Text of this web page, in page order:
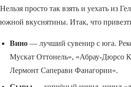
Нельзя просто так взять и уехать из
южной вкуснятины. Итак, что
Вино — лучший сувенир с юга.
Мускат Оттонель», «Абрау-Дюрсо
Лермонт Саперави Фанагории».